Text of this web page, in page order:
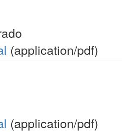
(application/pdf)
(application/pdf)